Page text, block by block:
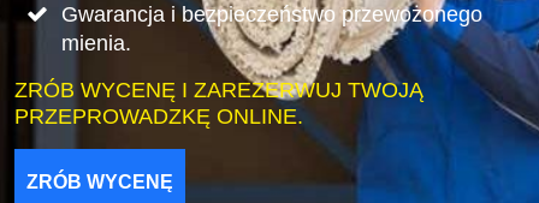
Gwarancja i bezpieczeństwo przewożonego
mienia.
ZRÓB WYCENĘ I ZAREZERWUJ TWOJĄ
PRZEPROWADZKĘ ONLINE.
ZRÓB WYCENĘ